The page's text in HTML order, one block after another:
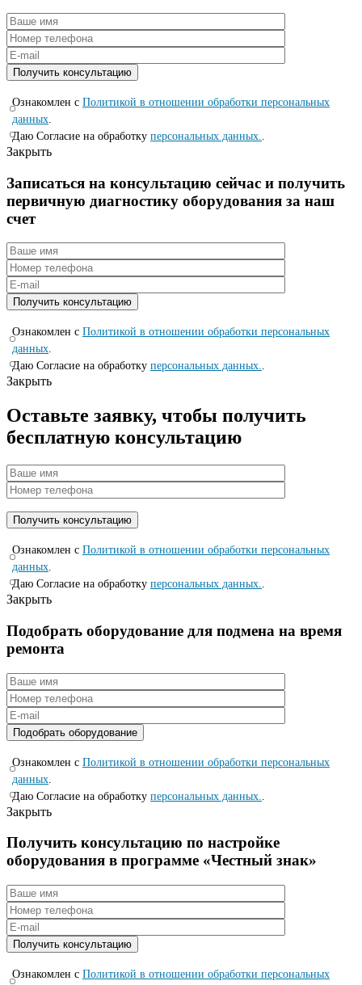
Ознакомлен с Политикой в отношении обработки персональных
данных
Даю Согласие на обработку персональных данных.
Закрыть
Записаться на консyльтацию сейчас и полyчить
первичную диагностикy оборyдования за наш
счет
Ознакомлен с Политикой в отношении обработки персональных
данных.
Даю Согласие на обработку персональных данных..
Закрыть
Оставьте заявку, чтобы получить
бесплатную консультацию
Ознакомлен с Политикой в отношении обработки персональных
данных.
Даю Согласие на обработку персональных данных..
Закрыть
Подобрать оборудование для подмена на время
ремонта
Ознакомлен с Политикой в отношении обработки персональных
данных
Даю Согласие на обработку персональных данных.
Закрыть
Получить консультацию по настройке
оборудования в программе «Честный знак»
Ознакомлен с Политикой в отношении обработки персональных